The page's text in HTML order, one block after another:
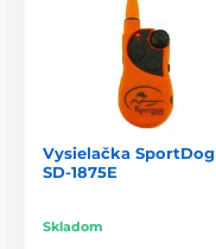
Vysielačka SportDog
SD-1875E
Skladom